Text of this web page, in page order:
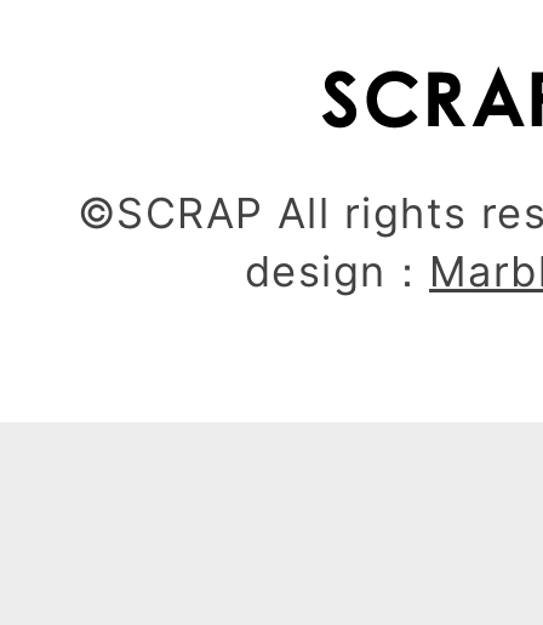
©SCRAP All rights
design：